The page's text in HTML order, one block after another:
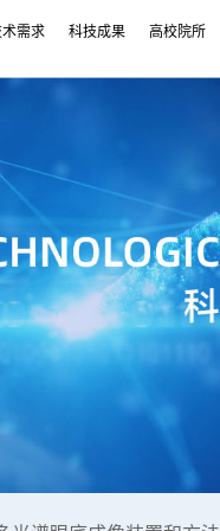
术需求 科技成果 高校院所